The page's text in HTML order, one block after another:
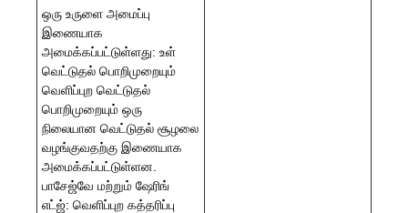
ஒரு உருளை அமைப்பு
இணையாக
அமைக்கப்பட்டுள்ளது: உள்
வெட்டுதல் பொறிமுறையும்
வெளிப்புற வெட்டுதல்
பொறிமுறையும் ஒரு
நிலையான வெட்டுதல் சூழலை
வழங்குவதற்கு இணையாக
அமைக்கப்பட்டுள்ளன.
பாசேஜ்வே மற்றும் ஷேரிங்
எட்ஜ்: வெளிப்புற கத்தரிப்பு